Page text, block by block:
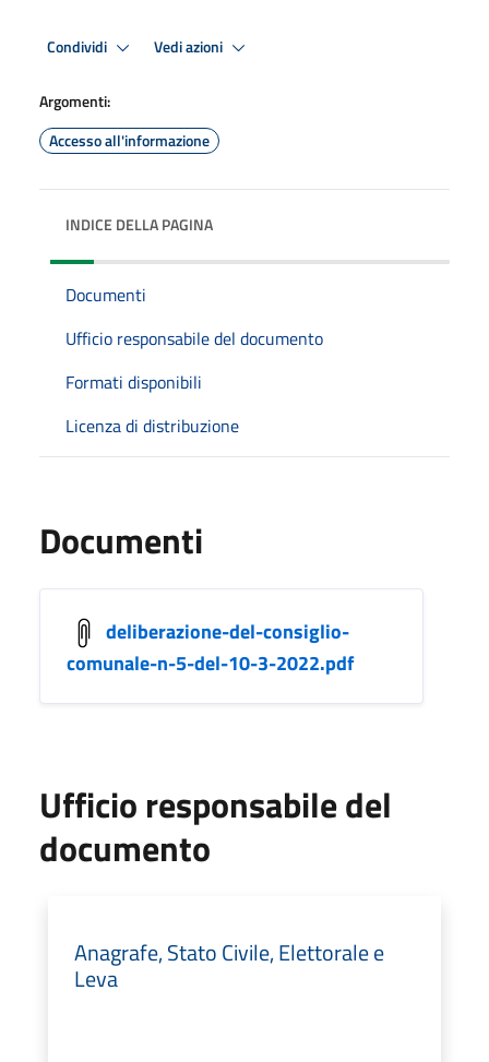
Condividi Vedi azioni
Argomenti:
Accesso all'informazione
INDICE DELLA PAGINA
Documenti
Ufficio responsabile del documento
Formati disponibili
Licenza di distribuzione
Documenti
deliberazione-del-consiglio-
comunale-n-5-del-10-3-2022.pdf
Ufficio responsabile del
documento
Anagrafe, Stato Civile, Elettorale e
Leva